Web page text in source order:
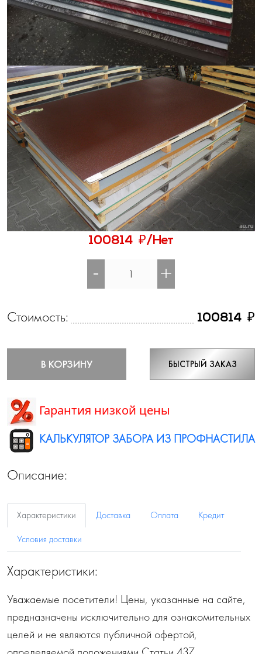
100814 ₽/Нет
- +
Стоимость: 100814 ₽
В КОРЗИНУ БЫСТРЫЙ ЗАКАЗ
Гарантия низкой цены
КАЛЬКУЛЯТОР ЗАБОРА ИЗ ПРОФНАСТИЛА
Описание:
Характеристики Доставка Оплата
Кредит
Условия доставки
Характеристики:
Уважаемые посетители! Цены, указанные на сайте,
предназначены исключительно для ознакомительных
целей и не являются публичной офертой,